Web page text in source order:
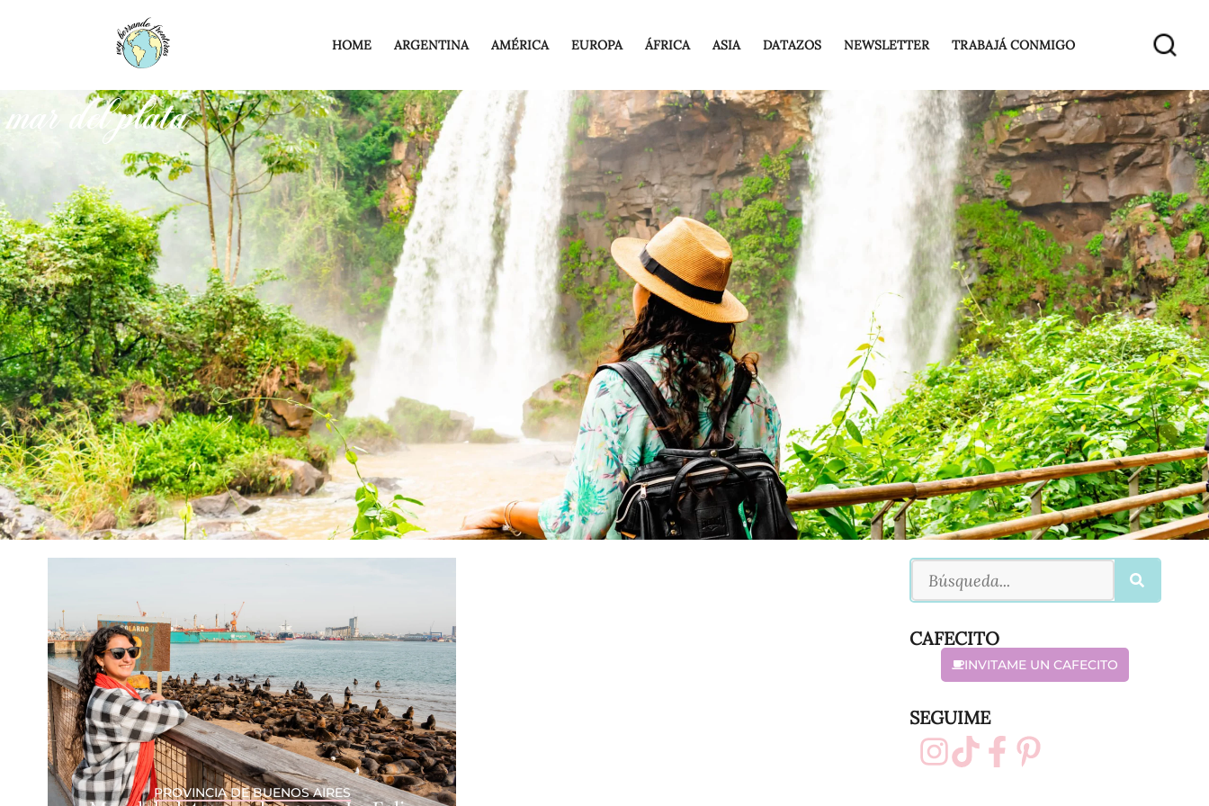
HOME ARGENTINA AMÉRICA EUROPA ÁFRICA ASIA DATAZOS NEWSLETTER TRABAJÁ CONMIGO
mar del plata
PROVINCIA DE BUENOS AIRES
CAFECITO
INVITAME UN CAFECITO
SEGUIME